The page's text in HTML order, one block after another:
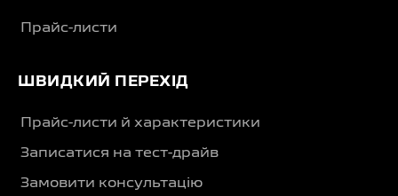
Прайс-листи
ШВИДКИЙ ПЕРЕХІД
Прайс-листи й характеристики
Записатися на тест-драйв
Замовити консультацію